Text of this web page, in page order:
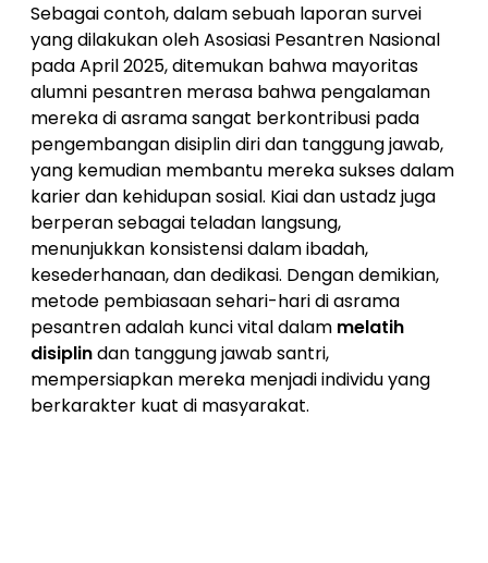
Sebagai contoh, dalam sebuah laporan survei
yang dilakukan oleh Asosiasi Pesantren Nasional
pada April 2025, ditemukan bahwa mayoritas
alumni pesantren merasa bahwa pengalaman
mereka di asrama sangat berkontribusi pada
pengembangan disiplin diri dan tanggung jawab,
yang kemudian membantu mereka sukses dalam
karier dan kehidupan sosial. Kiai dan ustadz juga
berperan sebagai teladan langsung,
menunjukkan konsistensi dalam ibadah,
kesederhanaan, dan dedikasi. Dengan demikian,
metode pembiasaan sehari-hari di asrama
pesantren adalah kunci vital dalam melatih
disiplindan tanggung jawab santri,
mempersiapkan mereka menjadi individu yang
berkarakter kuat di masyarakat.